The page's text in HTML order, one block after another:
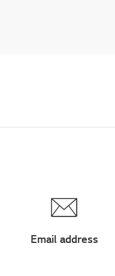
Email address